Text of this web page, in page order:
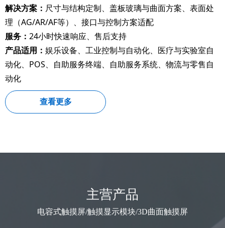
主营产品
电容式触摸屏/触摸显示模块/3D曲面触摸屏
查看更多
解决方案： 尺寸与结构定制、盖板玻璃与曲面方案、表面处
理（AG/AR/AF等）、接口与控制方案适配
服务： 24小时快速响应、售后支持
产品适用： 娱乐设备、工业控制与自动化、医疗与实验室自
动化、POS、自助服务终端、自助服务系统、物流与零售自
动化